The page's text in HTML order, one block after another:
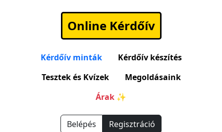
Online Kérdőív
Kérdőív minták
Kérdőív készítés
Tesztek és Kvízek
Megoldásaink
Árak ✨
Belépés Regisztráció